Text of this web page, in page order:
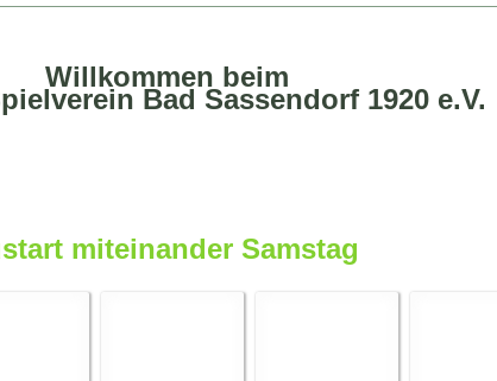
Willkommen beim
Bad Sassendorf 1920 e.V.
miteinander Samstag